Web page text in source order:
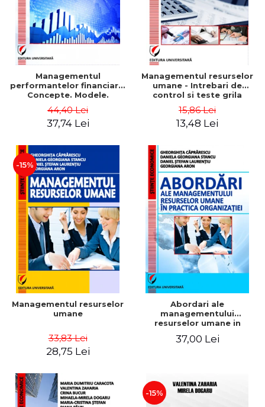
Managementul
performantelor financiare.
Concepte. Modele.
44,40 Lei
37,74 Lei
Managementul resurselor
umane - Intrebari de
control si teste grila
15,86 Lei
13,48 Lei
-15%
Managementul resurselor
umane
33,83 Lei
28,75 Lei
Abordari ale
managementului
resurselor umane in
37,00 Lei
-15%